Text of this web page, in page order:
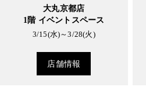
大丸京都店
1階 イベントスペース
3/15(水)～3/28(火)
店舗情報